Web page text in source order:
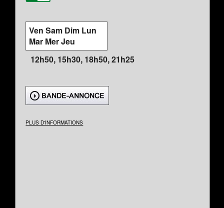
Ven Sam Dim Lun
Mar Mer Jeu
12h50, 15h30, 18h50, 21h25
PLUS D'INFORMATIONS